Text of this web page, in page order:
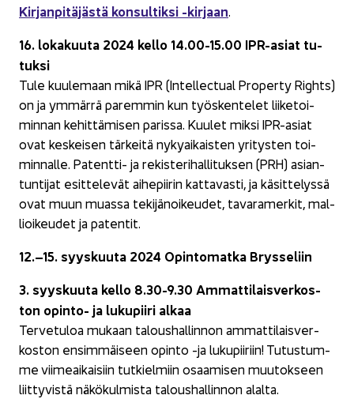
Kir­jan­pi­tä­jäs­tä kon­sul­tik­si -​kirjaan.
16. lo­ka­kuu­ta 2024 kello 14.00-15.00 IPR-​asiat tu­
tuk­si
Tule kuu­le­maan mikä IPR (In­tel­lec­tual Pro­per­ty Rights)
on ja ym­mär­rä pa­rem­min kun työs­ken­te­let lii­ke­toi­
min­nan ke­hit­tä­mi­sen pa­ris­sa. Kuu­let miksi IPR-​asiat
ovat kes­kei­sen tär­kei­tä ny­ky­ai­kais­ten yri­tys­ten toi­
min­nal­le. Patentti-​ ja re­kis­te­ri­hal­li­tuk­sen (PRH) asian­
tun­ti­jat esit­te­le­vät ai­he­pii­rin kat­ta­vas­ti, ja kä­sit­te­lys­sä
ovat muun muas­sa te­ki­jä­noi­keu­det, ta­va­ra­mer­kit, mal­
lioi­keu­det ja pa­ten­tit.
12.–15. syys­kuu­ta 2024 Opin­to­mat­ka Brys­se­liin
3. syys­kuu­ta kello 8.30-9.30 Am­mat­ti­lais­ver­kos­
ton opinto-​ ja lu­ku­pii­ri alkaa
Ter­ve­tu­loa mu­kaan ta­lous­hal­lin­non am­mat­ti­lais­ver­
kos­ton en­sim­mäi­seen opin­to -ja lu­ku­pii­riin! Tu­tus­tum­
me vii­me­ai­kai­siin tut­kiel­miin osaa­mi­sen muu­tok­seen
liit­ty­vis­tä nä­kö­kul­mis­ta ta­lous­hal­lin­non alal­ta.